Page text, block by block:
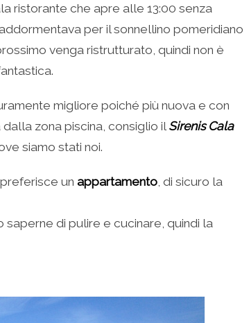
ristorante che apre alle 13:00 senza
per il sonnellino pomeridiano
venga ristrutturato, quindi non è
migliore poiché più nuova e con
zona piscina, consiglio il Sirenis Cala
siamo stati noi.
un appartamento , di sicuro la
di pulire e cucinare, quindi la